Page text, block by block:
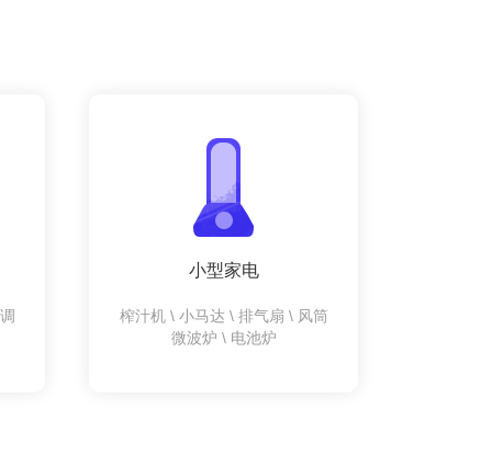
小型家电
榨汁机 \ 小马达 \ 排气扇 \ 风筒
微波炉 \ 电池炉